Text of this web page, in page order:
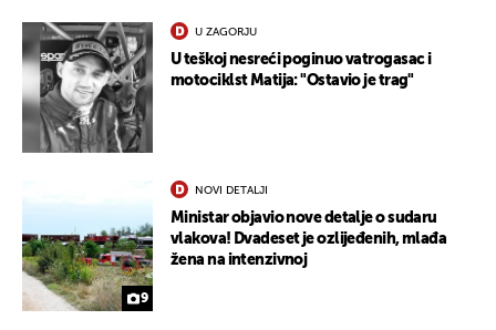
U ZAGORJU
U teškoj nesreći poginuo vatrogasac i
motociklst Matija: "Ostavio je trag"
9
NOVI DETALJI
Ministar objavio nove detalje o sudaru
vlakova! Dvadeset je ozlijeđenih, mlađa
žena na intenzivnoj